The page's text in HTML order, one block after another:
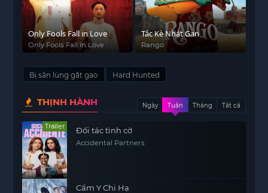
Only Fools Fall in Love
Only Fools Fall in Love
Tắc Kè Nhát Gan
Rango
Bị săn lùng gắt gao Hard Hunted
THỊNH HÀNH Ngày Tuần Tháng Tất cả
Trailer Đối tác tình cờ
Accidental Partners
Cẩm Y Chi Hạ